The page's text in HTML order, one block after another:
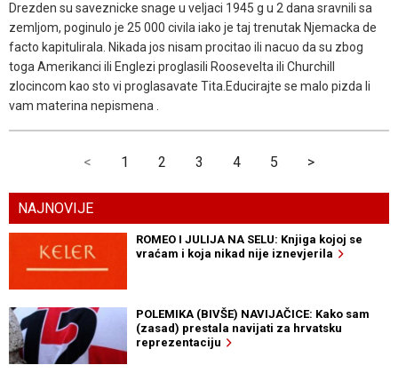
Drezden su saveznicke snage u veljaci 1945 g u 2 dana sravnili sa
zemljom, poginulo je 25 000 civila iako je taj trenutak Njemacka de
facto kapitulirala. Nikada jos nisam procitao ili nacuo da su zbog
toga Amerikanci ili Englezi proglasili Roosevelta ili Churchill
zlocincom kao sto vi proglasavate Tita.Educirajte se malo pizda li
vam materina nepismena .
< 1 2 3 4 5 >
NAJNOVIJE
ROMEO I JULIJA NA SELU: Knjiga kojoj se
vraćam i koja nikad nije iznevjerila
POLEMIKA (BIVŠE) NAVIJAČICE: Kako sam
(zasad) prestala navijati za hrvatsku
reprezentaciju